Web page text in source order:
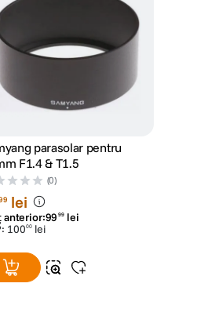
parasolar pentru
F1.4 & T1.5
(0)
lei
anterior:99 99 lei
10000 lei